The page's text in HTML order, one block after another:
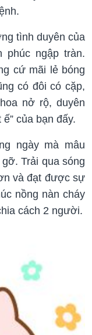
tình duyên của
phúc ngập tràn.
cứ mãi lẻ bóng
có đôi có cặp,
nở rộ, duyên
của bạn đấy.
ngày mà mâu
Trải qua sóng
và đạt được sự
nồng nàn cháy
cách 2 người.